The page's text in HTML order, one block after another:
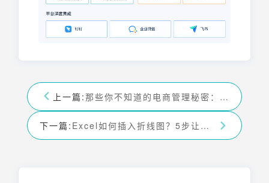
上一篇: 那些你不知道的电商管理秘密：电商数据分析——九数云BI
下一篇: Excel如何插入折线图？5步让你轻松学会！——九数云BI